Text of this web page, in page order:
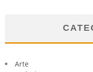
Arte